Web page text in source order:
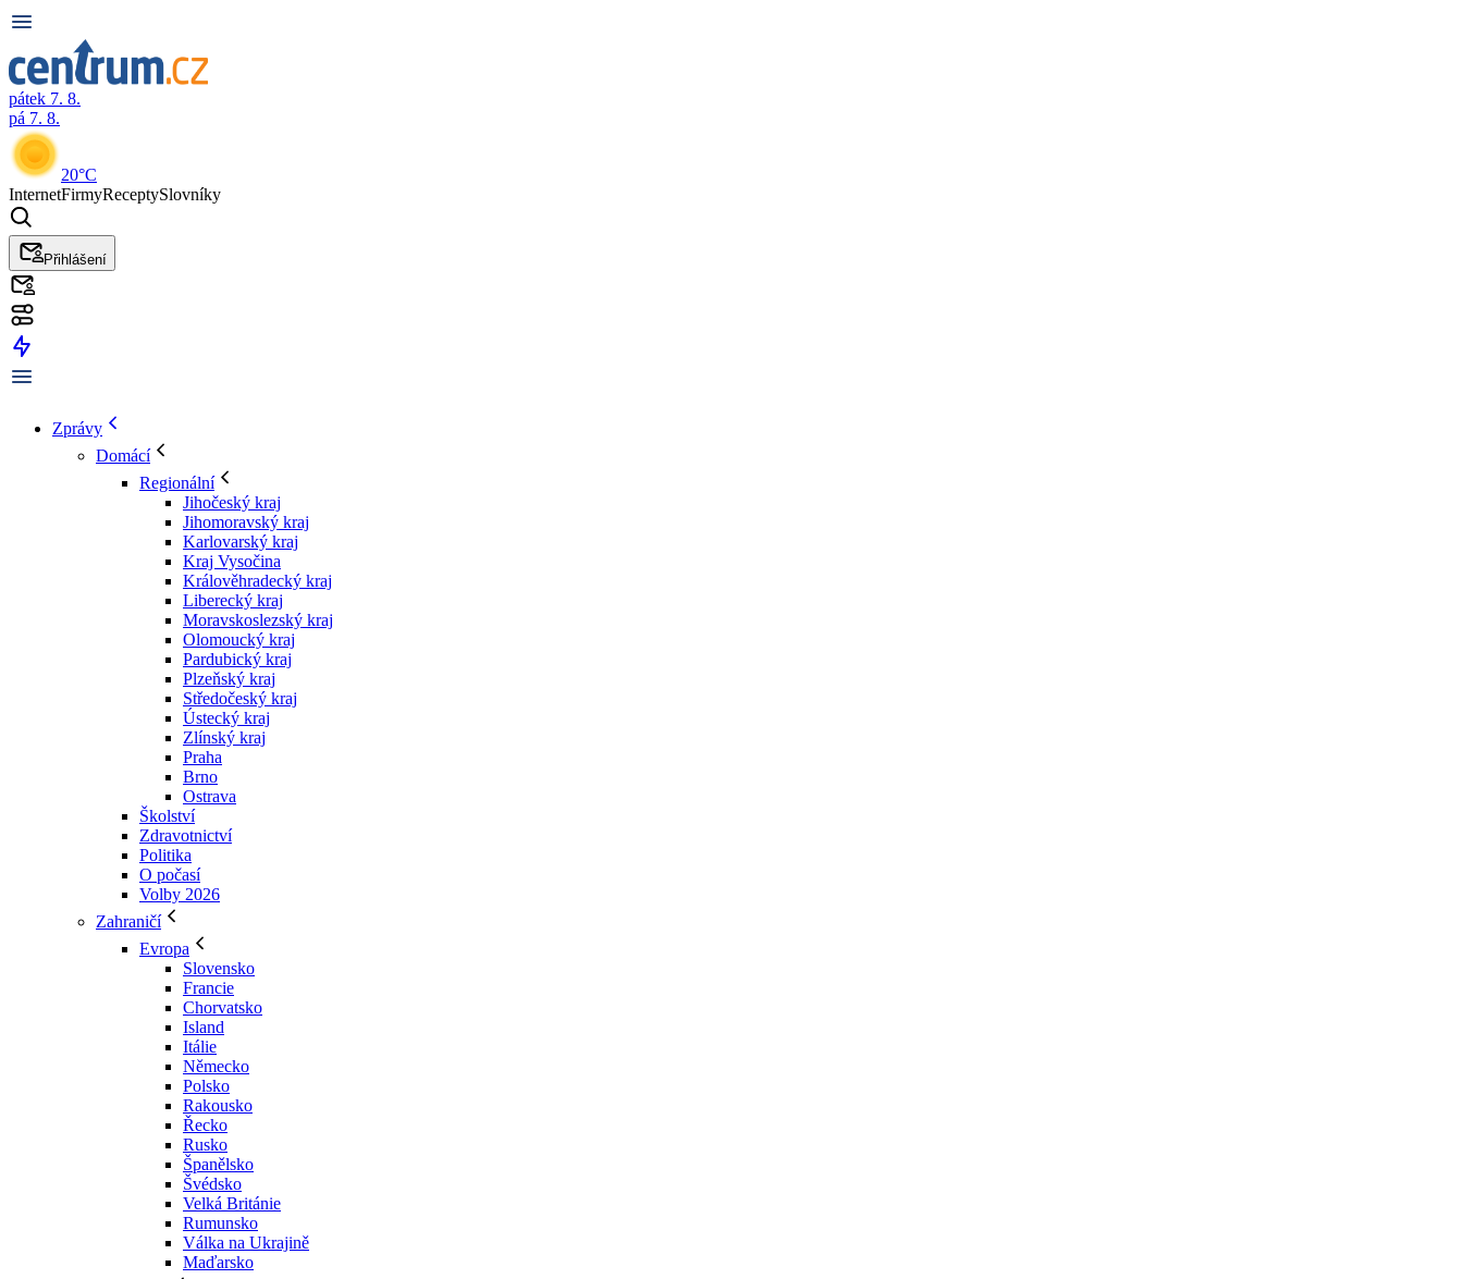
pátek 7. 8.
pá 7. 8.
20°C
InternetFirmyReceptySlovníky
Přihlášení
Zprávy
Domácí
Regionální
Jihočeský kraj
Jihomoravský kraj
Karlovarský kraj
Kraj Vysočina
Králověhradecký kraj
Liberecký kraj
Moravskoslezský kraj
Olomoucký kraj
Pardubický kraj
Plzeňský kraj
Středočeský kraj
Ústecký kraj
Zlínský kraj
Praha
Brno
Ostrava
Školství
Zdravotnictví
Politika
O počasí
Volby 2026
Zahraničí
Evropa
Slovensko
Francie
Chorvatsko
Island
Itálie
Německo
Polsko
Rakousko
Řecko
Rusko
Španělsko
Švédsko
Velká Británie
Rumunsko
Válka na Ukrajině
Maďarsko